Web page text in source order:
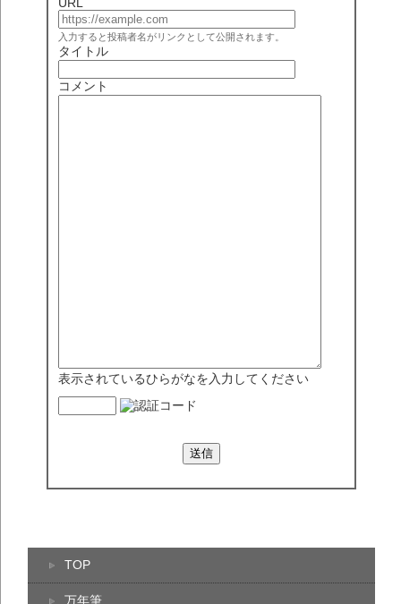
入力すると投稿者名がリンクとして公開されます。
タイトル
コメント
表示されているひらがなを入力してください
TOP
万年筆